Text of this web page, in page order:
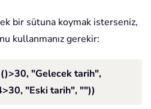
bir sütuna koymak isterseniz,
kullanmanız gerekir:
"Gelecek tarih",
"Eski tarih", ""))